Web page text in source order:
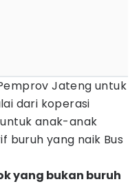
Jateng untuk
dari koperasi
anak-anak
buruh yang naik Bus
yang bukan buruh